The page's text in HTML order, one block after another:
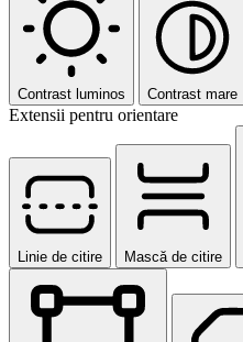
Contrast luminos Contrast mare
Extensii pentru orientare
Linie de citire Mască de citire